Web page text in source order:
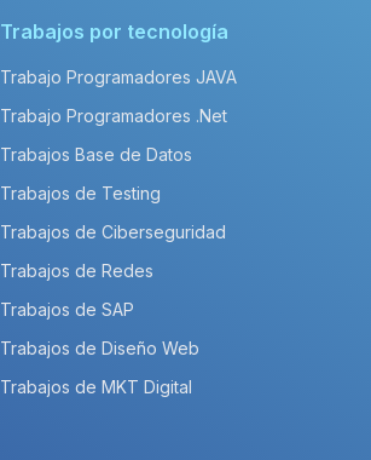
Trabajos por tecnología
Trabajo Programadores JAVA
Trabajo Programadores .Net
Trabajos Base de Datos
Trabajos de Testing
Trabajos de Ciberseguridad
Trabajos de Redes
Trabajos de SAP
Trabajos de Diseño Web
Trabajos de MKT Digital